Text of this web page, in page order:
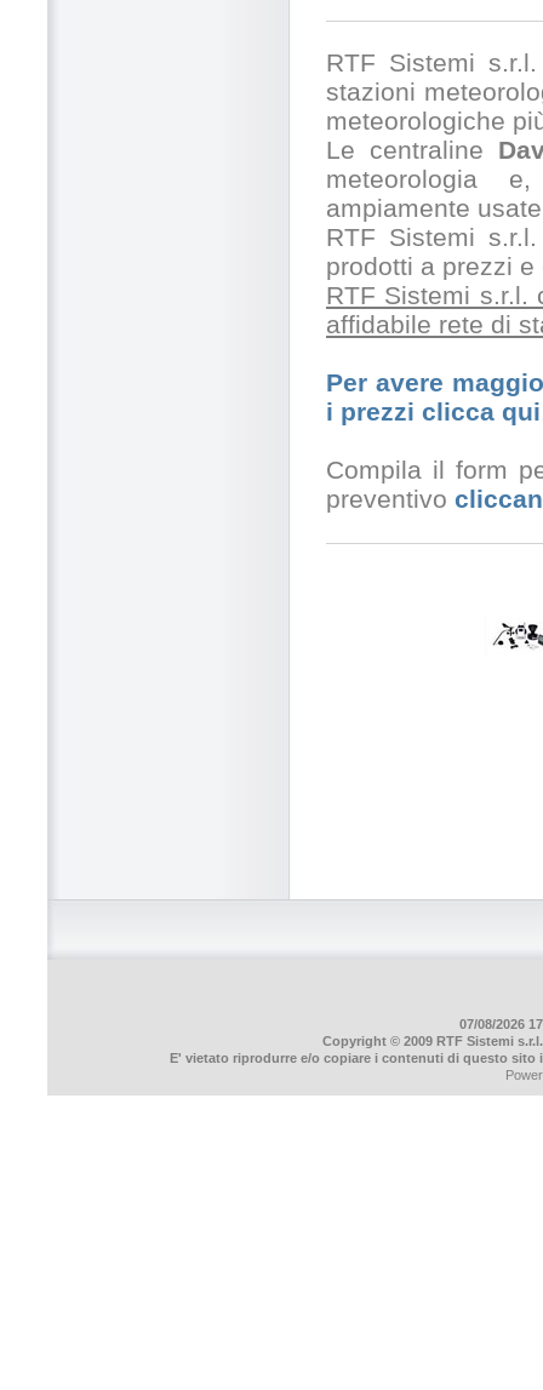
RTF Sistemi
stazioni
meteorologiche
Le centraline
meteorologia
ampiamente
RTF Sistemi
prodotti a prezzi
RTF Sistemi s.r.l.
affidabile rete di
Per avere
i prezzi clicca qui
Compila il form
preventivo
07/08/2026
Copyright © 2009 RTF Sistemi
E' vietato riprodurre e/o copiare i contenuti di questo